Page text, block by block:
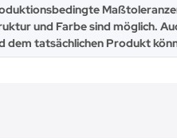
und Farbe sind möglich.
dem tatsächlichen Produkt